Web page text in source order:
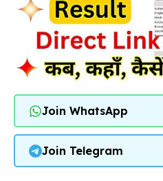
Join WhatsApp
Join Telegram